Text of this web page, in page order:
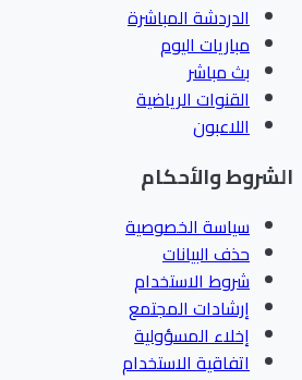
الدردشة المباشرة
مباريات اليوم
بث مباشر
القنوات الرياضية
اللاعبون
والأحكام
سياسة الخصوصية
حذف البيانات
شروط الاستخدام
إرشادات المجتمع
إخلاء المسؤولية
اتفاقية الاستخدام